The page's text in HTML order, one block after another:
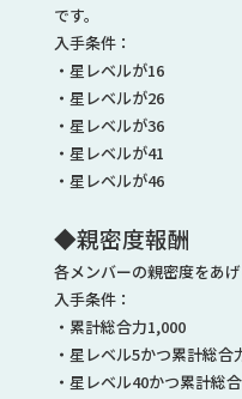
です。
入手条件：
・星レベルが16
・星レベルが26
・星レベルが36
・星レベルが41
・星レベルが46
◆親密度報酬
各メンバーの親密度をあ
入手条件：
・累計総合力1,000
・星レベル5かつ累計総合
・星レベル40かつ累計総